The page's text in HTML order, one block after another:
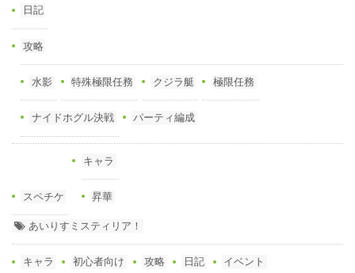
日記
攻略
水影 特殊極限任務 クジラ艇 極限任務
ナイドホグル決戦 パーティ編成
スペチケ
キャラ
昇華
あいりすミスティリア！
キャラ 初心者向け 攻略 日記 イベント